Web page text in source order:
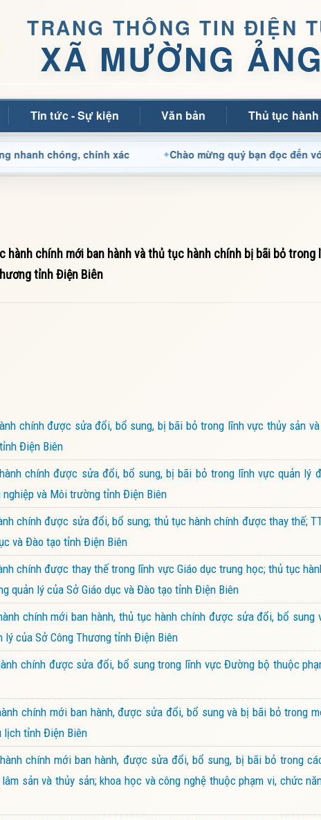
TRANG THÔNG TIN ĐIỆN
XÃ MƯỜNG ẢNG
Tin tức - Sự kiện Văn bản Thủ tục
chính xác Chào mừng quý bạn đọc đến với Trang
chính mới ban hành và thủ tục hành chính bị bãi bỏ trong
tỉnh Điện Biên
chính được sửa đổi, bổ sung, bị bãi bỏ trong lĩnh vực thủy sản
Điện Biên
chính được sửa đổi, bổ sung, bị bãi bỏ trong lĩnh vực quản lý
và Môi trường tỉnh Điện Biên
chính được sửa đổi, bổ sung; thủ tục hành chính được thay thế;
và Đào tạo tỉnh Điện Biên
chính được thay thế trong lĩnh vực Giáo dục trung học; thủ tục
quản lý của Sở Giáo dục và Đào tạo tỉnh Điện Biên
chính mới ban hành, thủ tục hành chính được sửa đổi, bổ sung
của Sở Công Thương tỉnh Điện Biên
chính được sửa đổi, bổ sung trong lĩnh vực Đường bộ thuộc
chính mới ban hành, được sửa đổi, bổ sung và bị bãi bỏ trong
lịch tỉnh Điện Biên
chính mới ban hành, được sửa đổi, bổ sung, bị bãi bỏ trong
sản và thủy sản; khoa học và công nghệ thuộc phạm vi, chức